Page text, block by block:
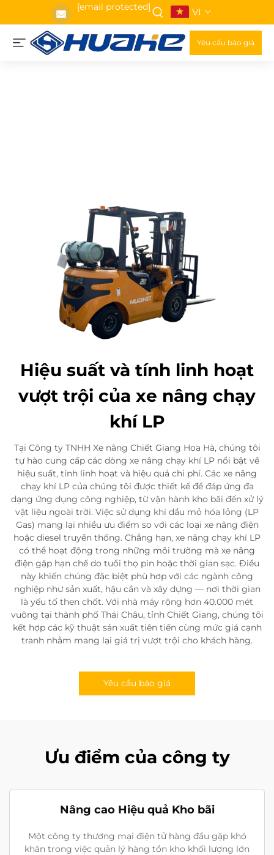
[email protected] VI
Yêu cầu báo giá
Hiệu suất và tính linh hoạt
vượt trội của xe nâng chạy
khí LP
Tại Công ty TNHH Xe nâng Chiết Giang Hoa Hà, chúng tôi
tự hào cung cấp các dòng xe nâng chạy khí LP nổi bật về
hiệu suất, tính linh hoạt và hiệu quả chi phí. Các xe nâng
chạy khí LP của chúng tôi được thiết kế để đáp ứng đa
dạng ứng dụng công nghiệp, từ vận hành kho bãi đến xử lý
vật liệu ngoài trời. Việc sử dụng khí dầu mỏ hóa lỏng (LP
Gas) mang lại nhiều ưu điểm so với các loại xe nâng điện
hoặc diesel truyền thống. Chẳng hạn, xe nâng chạy khí LP
có thể hoạt động trong những môi trường mà xe nâng
điện gặp hạn chế do tuổi thọ pin hoặc thời gian sạc. Điều
này khiến chúng đặc biệt phù hợp với các ngành công
nghiệp như sản xuất, hậu cần và xây dựng — nơi thời gian
là yếu tố then chốt. Với nhà máy rộng hơn 40.000 mét
vuông tại thành phố Thái Châu, tỉnh Chiết Giang, chúng tôi
kết hợp các kỹ thuật sản xuất tiên tiến cùng mức giá cạnh
tranh nhằm mang lại giá trị vượt trội cho khách hàng.
Yêu cầu báo giá
Ưu điểm của công ty
Nâng cao Hiệu quả Kho bãi
Một công ty thương mại điện tử hàng đầu gặp khó
khăn trong việc quản lý hàng tồn kho khối lượng lớn